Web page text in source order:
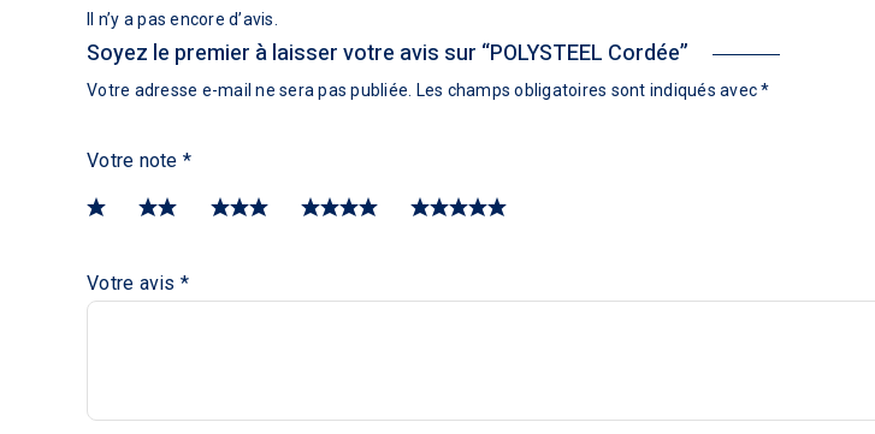
Il n’y a pas encore d’avis.
Soyez le premier à laisser votre avis sur “POLYSTEEL Cordée”
Votre adresse e-mail ne sera pas publiée. Les champs obligatoires sont indiqués avec*
Votre note *
Votre avis *